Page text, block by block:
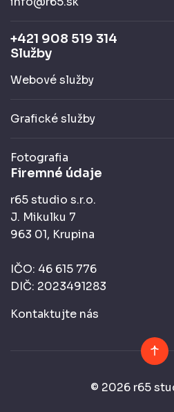
+421 908 519 314
Služby
Webové služby
Grafické služby
Fotografia
Firemné údaje
r65 studio s.r.o.
J. Mikulku 7
963 01, Krupina
IČO: 46 615 776
DIČ: 2023491283
Kontaktujte nás
© 2026 r65